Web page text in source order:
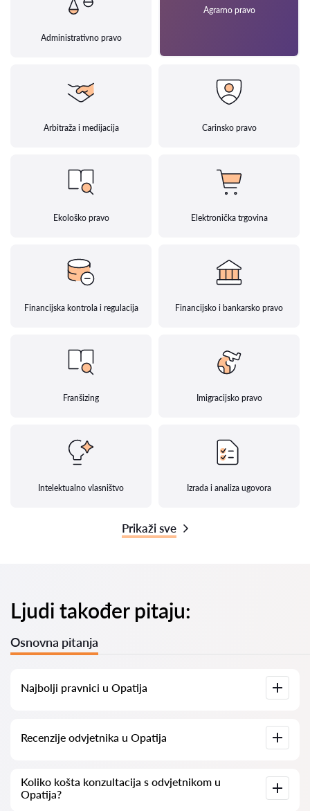
Administrativno pravo
Agrarno pravo
Arbitraža i medijacija Carinsko pravo
Ekološko pravo Elektronička trgovina
Financijska kontrola i regulacija Financijsko i bankarsko pravo
Franšizing Imigracijsko pravo
Intelektualno vlasništvo Izrada i analiza ugovora
Prikaži sve
Ljudi također pitaju:
Osnovna pitanja
Najbolji pravnici u Opatija
informacijama. Cijene, recenzije, telefonski brojevi i adrese.
Recenzije odvjetnika u Opatija
odvjetnicima. Ne brišemo negativne recenzije niti postoji
mogućnost njihovog lažnog povećavanja.
Koliko košta konzultacija s odvjetnikom u
Opatija?